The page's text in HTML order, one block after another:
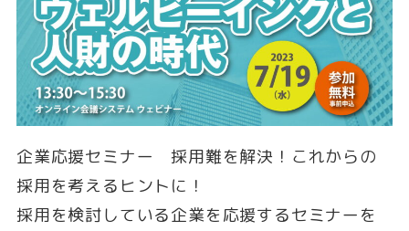
企業応援セミナー 採用難を解決！これからの
採用を考えるヒントに！
採用を検討している企業を応援するセミナーを